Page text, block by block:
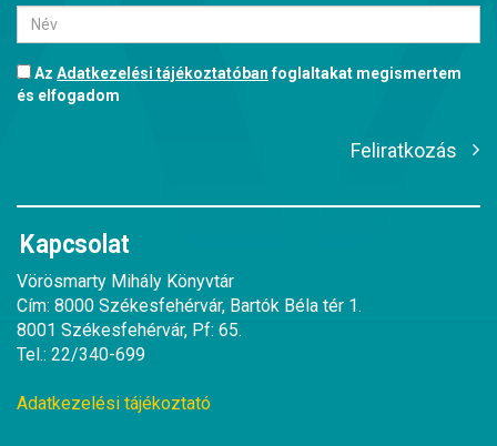
Az Adatkezelési tájékoztatóbanfoglaltakat megismertem
és elfogadom
Feliratkozás
Kapcsolat
Vörösmarty Mihály Könyvtár
Cím: 8000 Székesfehérvár, Bartók Béla tér 1.
8001 Székesfehérvár, Pf: 65.
Tel.: 22/340-699
Adatkezelési tájékoztató